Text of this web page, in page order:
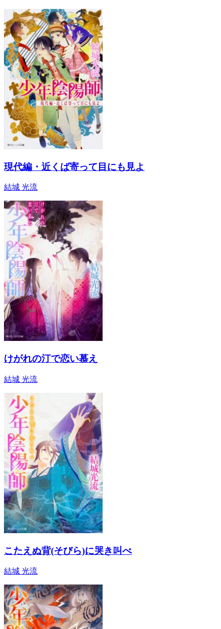
現代編・近くば寄って目にも見よ
結城 光流
けがれの汀で恋い慕え
結城 光流
こたえぬ背(そびら)に哭き叫べ
結城 光流